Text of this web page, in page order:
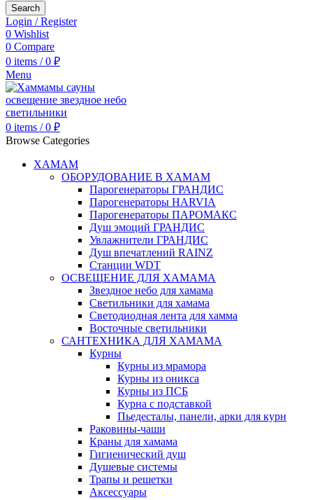
Search
Login / Register
0 Wishlist
0 Compare
0 items / 0 ₽
Menu
0 items / 0 ₽
Browse Categories
ХАМАМ
ОБОРУДОВАНИЕ В ХАМАМ
Парогенераторы ГРАНДИС
Парогенераторы HARVIA
Парогенераторы ПАРОМАКС
Душ эмоций ГРАНДИС
Увлажнители ГРАНДИС
Душ впечатлений RAINZ
Станции WDT
ОСВЕЩЕНИЕ ДЛЯ ХАМАМА
Звездное небо для хамама
Светильники для хамама
Светодиодная лента для хамма
Восточные светильники
САНТЕХНИКА ДЛЯ ХАМАМА
Курны
Курны из мрамора
Курны из оникса
Курны из ПСБ
Курна с подставкой
Пьедесталы, панели, арки для курн
Раковины-чаши
Краны для хамама
Гигиенический душ
Душевые системы
Трапы и решетки
Аксессуары